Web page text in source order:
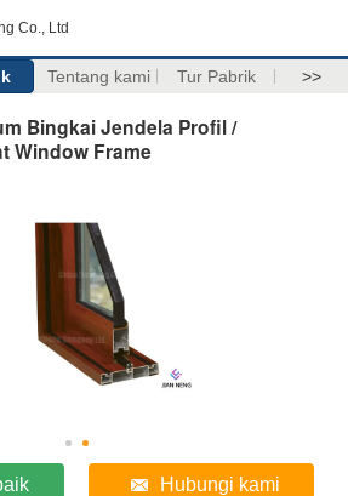
Co., Ltd
Tentang kami Tur Pabrik >>
Bingkai Jendela Profil /
Window Frame
Hubungi kami